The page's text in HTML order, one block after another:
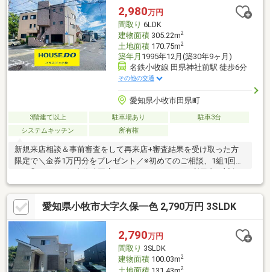
まで徒歩8分(約620m)・セブンイレブン小牧久保一色店まで徒歩
10分(約730m)
2,980万円
間取り 6LDK
建物面積305.22m2
土地面積170.75m2
築年月 1995年12月(築30年9ヶ月)
名鉄小牧線 田県神社前駅 徒歩6分
その他の交通
愛知県小牧市田県町
3階建て以上 駐車場あり
駐車3台
システムキッチン
所有権
新規来店相談＆事前審査をして再来店+審査結果を受け取った方
限定で＼金券1万円分をプレゼント／※初めてのご相談、1組1回限
外新生活応援キャンペーン中！当店で新築戸建を成約いただいた
方に最大【５万円分の金券】を還元！◆2026年12月31日まで詳し
くはお問い合わせください♪■アピールポイント■・リビングに螺
旋階段！・3台分の駐車場はガレージ仕様♪・リラックスできる和
室♪■周辺施設■・味岡小学校 徒歩15分(約1200m)・味岡中学校
徒歩15分(約1200m)・V・drug味岡店 徒歩8分(約620m)
愛知県小牧市大字久保一色 2,790万円 3SLDK
2,790万円
間取り 3SLDK
建物面積100.03m2
2